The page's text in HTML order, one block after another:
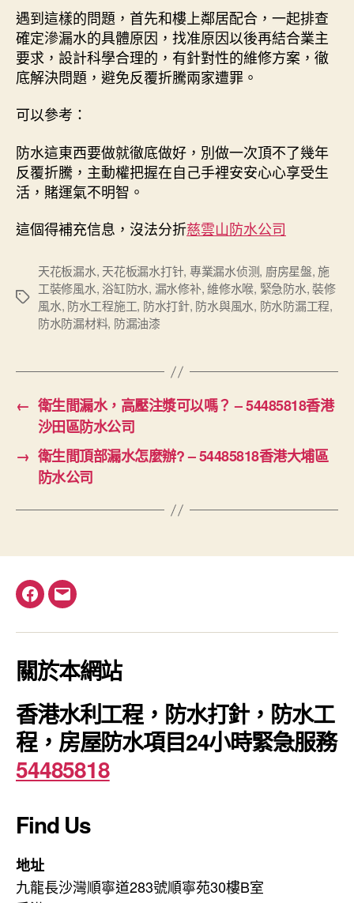
遇到這樣的問題，首先和樓上鄰居配合，一起排查
確定滲漏水的具體原因，找准原因以後再結合業主
要求，設計科學合理的，有針對性的維修方案，徹
底解決問題，避免反覆折騰兩家遭罪。
可以參考：
防水這東西要做就徹底做好，別做一次頂不了幾年
反覆折騰，主動權把握在自己手裡安安心心享受生
活，賭運氣不明智。
這個得補充信息，沒法分折慈雲山防水公司
Tags
天花板漏水, 天花板漏水打针, 專業漏水侦测, 廚房星盤,施
工裝修風水, 浴缸防水, 漏水修补,維修水喉, 緊急防水,裝修
風水, 防水工程施工, 防水打針, 防水與風水, 防水防漏工程,
防水防漏材料, 防漏油漆
← 衛生間漏水，高壓注漿可以嗎？ – 54485818香港
沙田區防水公司
→ 衛生間頂部漏水怎麼辦? – 54485818香港大埔區
防水公司
Facebook
電
關於本網站
香港水利工程，防水打針，防水工
程，房屋防水項目24小時緊急服務
54485818
Find Us
地址
九龍長沙灣順寧道283號順寧苑30樓B室